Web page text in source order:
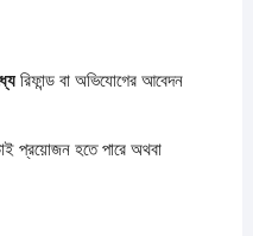
রিফান্ড বা অভিযোগের আবেদন
প্রয়োজন হতে পারে অথবা